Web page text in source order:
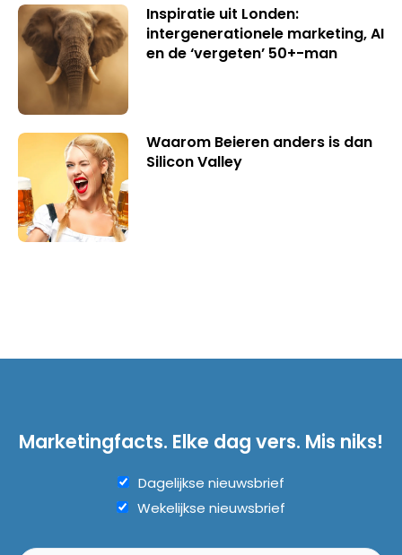
Inspiratie uit Londen:
intergenerationele marketing, AI
en de ‘vergeten’ 50+-man
Waarom Beieren anders is dan
Silicon Valley
Marketingfacts. Elke dag vers. Mis niks!
Dagelijkse nieuwsbrief
Wekelijkse nieuwsbrief